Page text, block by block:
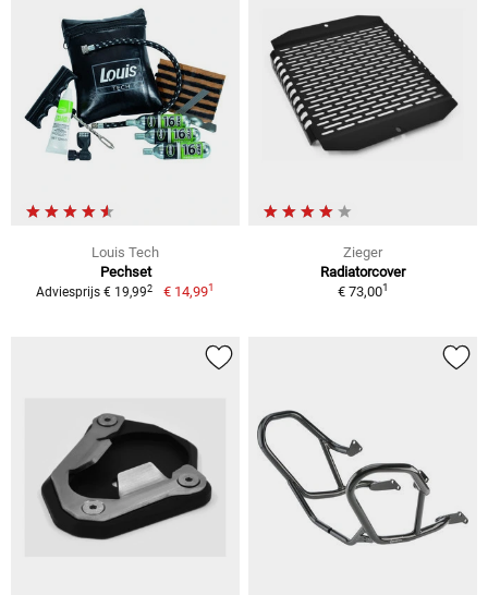
Louis Tech
Pechset
Adviesprijs € 19,992 € 14,991
Zieger
Radiatorcover
€ 73,001